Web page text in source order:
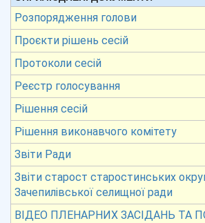
Розпорядження голови
Проєкти рішень сесій
Протоколи сесій
Реєстр голосування
Рішення сесій
Рішення виконавчого комітету
Звіти Ради
Звіти старост старостинських
Зачепилівської селищної ради
ВІДЕО ПЛЕНАРНИХ ЗАСІДАНЬ ТА